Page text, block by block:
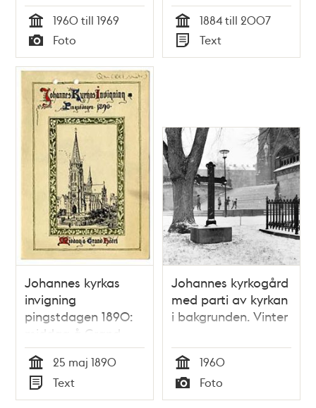
Tid
1960 till 1969
Typ
Foto Tid
1884 till 2007
Typ
Text
Johannes kyrkas
invigning
pingstdagen 1890:
middag å Grand
hôtel
Tid
25 maj 1890
Typ
Text
Johannes kyrkogård
med parti av kyrkan
i bakgrunden. Vinter
Tid
1960
Typ
Foto